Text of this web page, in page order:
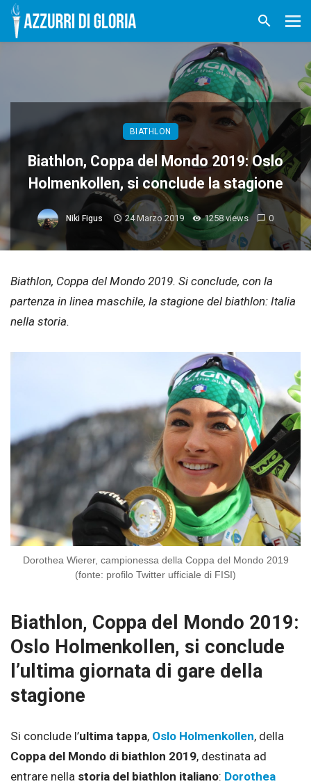
BIATHLON
Biathlon, Coppa del Mondo 2019: Oslo
Holmenkollen, si conclude la stagione
Niki Figus 24 Marzo 2019 1258 views 0
Biathlon, Coppa del Mondo 2019. Si conclude, con la
partenza in linea maschile, la stagione del biathlon: Italia
nella storia.
Dorothea Wierer, campionessa della Coppa del Mondo 2019
(fonte: profilo Twitter ufficiale di FISI)
Biathlon, Coppa del Mondo 2019:
Oslo Holmenkollen, si conclude
l’ultima giornata di gare della
stagione
Si conclude l’ultima tappa, Oslo Holmenkollen, della
Coppa del Mondo di biathlon 2019, destinata ad
entrare nella storia del biathlon italiano: Dorothea